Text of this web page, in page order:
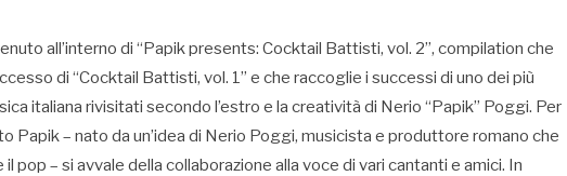
all’interno di “Papik presents: Cocktail Battisti, vol. 2”, compilation che
di “Cocktail Battisti, vol. 1” e che raccoglie i successi di uno dei più
italiana rivisitati secondo l’estro e la creatività di Nerio “Papik” Poggi. Per
Papik – nato da un’idea di Nerio Poggi, musicista e produttore romano che
il pop – si avvale della collaborazione alla voce di vari cantanti e amici. In